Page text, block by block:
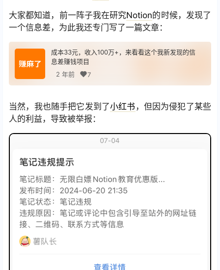
大家都知道，前一阵子我在研究Notion的时候，发现了
一个信息差，为此我还专门写了一篇文章：
成本33元，收入100万+，来看看这个我新发现的信
息差赚钱项目
2 年前
7
当然，我也随手把它发到了小红书 ，但因为侵犯了某些
人的利益，导致被举报：